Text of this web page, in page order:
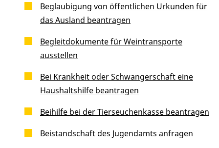
Beglaubigung von öffentlichen Urkunden für
das Ausland beantragen
Begleitdokumente für Weintransporte
ausstellen
Bei Krankheit oder Schwangerschaft eine
Haushaltshilfe beantragen
Beihilfe bei der Tierseuchenkasse beantragen
Beistandschaft des Jugendamts anfragen